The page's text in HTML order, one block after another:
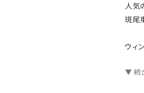
人気
斑尾
ウィ
スノ
▼ 続